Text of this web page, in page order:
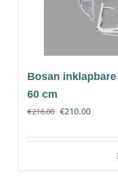
Bosan
60 cm
€216.00 €210.00